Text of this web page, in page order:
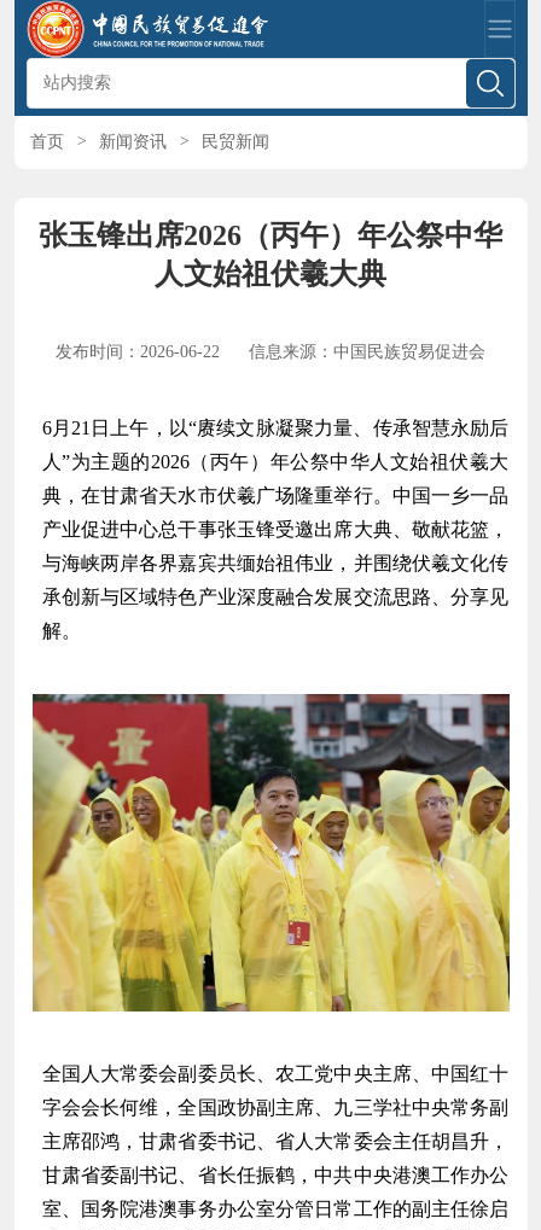
首页 > 新闻资讯 > 民贸新闻
张玉锋出席2026（丙午）年公祭中华
人文始祖伏羲大典
发布时间：2026-06-22 信息来源：中国民族贸易促进会
6月21日上午，以“赓续文脉凝聚力量、传承智慧永励后
人”为主题的2026（丙午）年公祭中华人文始祖伏羲大
典，在甘肃省天水市伏羲广场隆重举行。中国一乡一品
产业促进中心总干事张玉锋受邀出席大典、敬献花篮，
与海峡两岸各界嘉宾共缅始祖伟业，并围绕伏羲文化传
承创新与区域特色产业深度融合发展交流思路、分享见
解。
全国人大常委会副委员长、农工党中央主席、中国红十
字会会长何维，全国政协副主席、九三学社中央常务副
主席邵鸿，甘肃省委书记、省人大常委会主任胡昌升，
甘肃省委副书记、省长任振鹤，中共中央港澳工作办公
室、国务院港澳事务办公室分管日常工作的副主任徐启